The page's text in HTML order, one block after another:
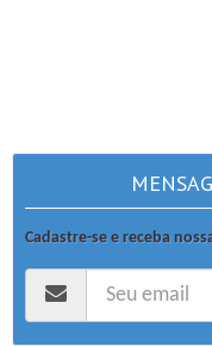
Cadastre-se e receba